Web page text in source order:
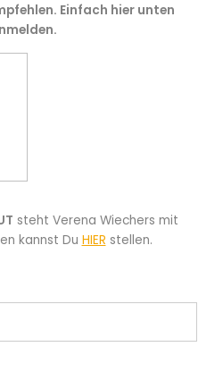
Einfach hier unten
steht Verena Wiechers mit
kannst Du HIER stellen.